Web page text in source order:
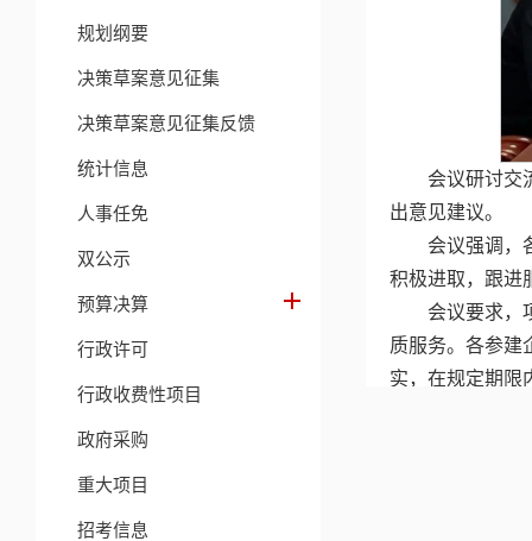
规划纲要
决策草案意见征集
决策草案意见征集反馈
统计信息
人事任免
双公示
预算决算
行政许可
行政收费性项目
政府采购
重大项目
招考信息
会议研讨交
出意见建议。
会议强调，
积极进取，跟进
会议要求，
质服务。各参建
实，在规定期限